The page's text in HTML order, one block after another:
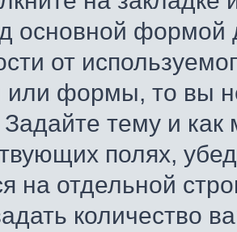
основной формой
от
или формы, то вы
тему и
полях,
на отдельной
количество